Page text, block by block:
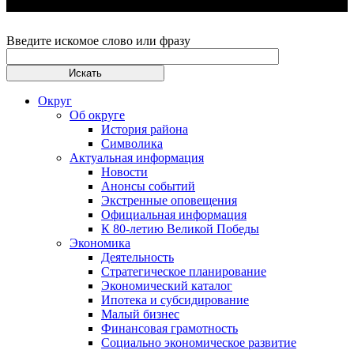
Введите искомое слово или фразу
Округ
Об округе
История района
Символика
Актуальная информация
Новости
Анонсы событий
Экстренные оповещения
Официальная информация
К 80-летию Великой Победы
Экономика
Деятельность
Стратегическое планирование
Экономический каталог
Ипотека и субсидирование
Малый бизнес
Финансовая грамотность
Социально экономическое развитие